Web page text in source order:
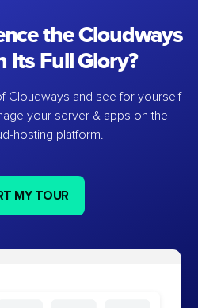
the Cloudways
Its Full Glory?
Cloudways and see for yourself
your server & apps on the
hosting platform.
MY TOUR